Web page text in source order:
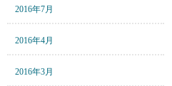
2016年7月
2016年4月
2016年3月